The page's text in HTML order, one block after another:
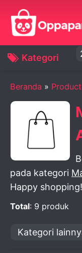
Kategori
Beranda » Product
pada kategori
Happy shopping!
Total: 9 produk